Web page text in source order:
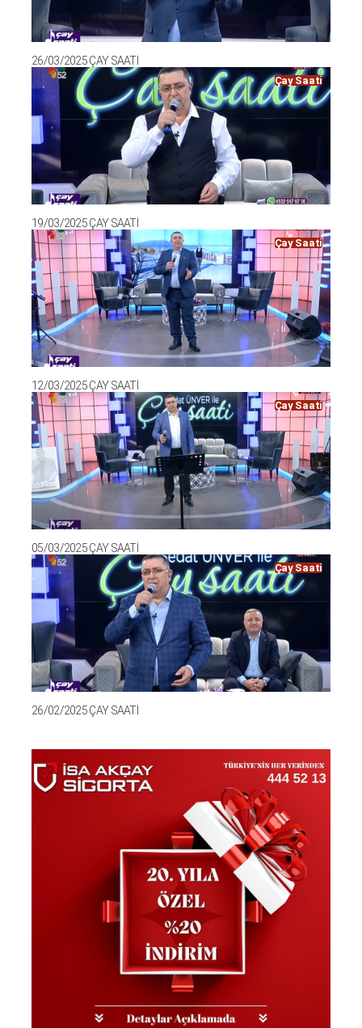
26/03/2025 ÇAY SAATİ
Çay Saati
19/03/2025 ÇAY SAATİ
Çay Saati
12/03/2025 ÇAY SAATİ
Çay Saati
05/03/2025 ÇAY SAATİ
Çay Saati
26/02/2025 ÇAY SAATİ